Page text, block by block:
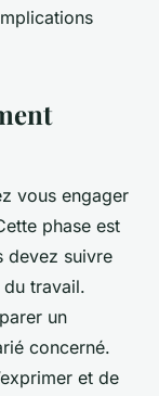
vous engager
phase est
devez suivre
du travail.
un
concerné.
et de